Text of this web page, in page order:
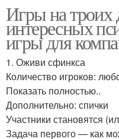
Игры на троих
интересных
игры для
1. Оживи сфинкса
Количество игроков:
Показать полностью..
Дополнительно: спички
Участники становятся
Задача первого — как